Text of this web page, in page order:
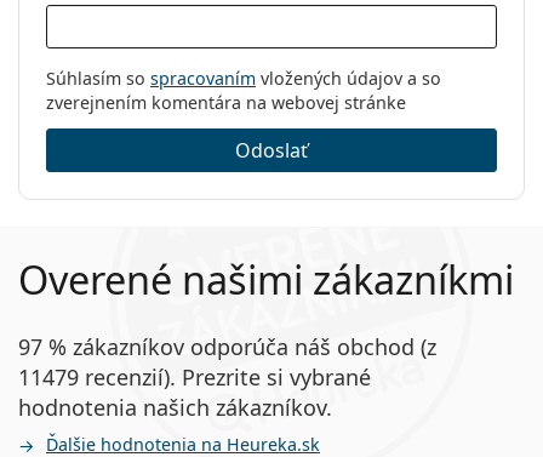
Súhlasím so spracovaním vložených údajov a so
zverejnením komentára na webovej stránke
Odoslať
Overené našimi zákazníkmi
97 % zákazníkov odporúča náš obchod (z
11479 recenzií). Prezrite si vybrané
hodnotenia našich zákazníkov.
Ďalšie hodnotenia na Heureka.sk